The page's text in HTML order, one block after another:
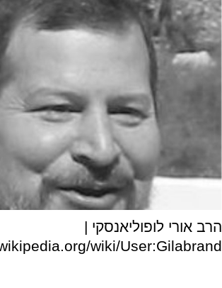
הרב אורי לופוליאנסקי |
wiki/User:Gilabrand